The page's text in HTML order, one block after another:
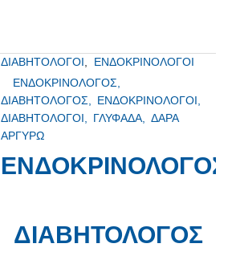
ΔΙΑΒΗΤΟΛΟΓΟΙ, ΕΝΔΟΚΡΙΝΟΛΟΓΟΙ
ΕΝΔΟΚΡΙΝΟΛΟΓΟΣ,
ΔΙΑΒΗΤΟΛΟΓΟΣ, ΕΝΔΟΚΡΙΝΟΛΟΓΟΙ,
ΔΙΑΒΗΤΟΛΟΓΟΙ, ΓΛΥΦΑΔΑ, ΔΑΡΑ
ΑΡΓΥΡΩ
ΕΝΔΟΚΡΙΝΟΛΟΓΟΣ
ΔΙΑΒΗΤΟΛΟΓΟΣ